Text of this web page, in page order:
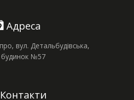
Адреса
вул. Детальбудівська,
будинок №57
Контакти